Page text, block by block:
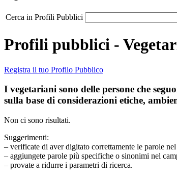
Cerca in Profili Pubblici
Profili pubblici -
Registra il tuo Profilo Pubblico
I vegetariani sono delle persone che
sulla base di considerazioni etiche,
Non ci sono risultati.
Suggerimenti:
– verificate di aver digitato correttamente le parole
– aggiungete parole più specifiche o sinonimi nel
– provate a ridurre i parametri di ricerca.